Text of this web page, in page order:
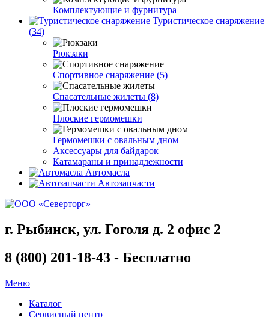
Комплектующие и фурнитура
Туристическое снаряжение
(34)
Рюкзаки
Спортивное снаряжение (5)
Спасательные жилеты (8)
Плоские гермомешки
Гермомешки с овальным дном
Аксессуары для байдарок
Катамараны и принадлежности
Автомасла
Автозапчасти
г. Рыбинск, ул. Гоголя д. 2 офис 2
8 (800) 201-18-43 - Бесплатно
Меню
Каталог
Сервисный центр